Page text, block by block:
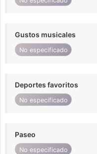
Gustos musicales
No especificado
Deportes favoritos
No especificado
Paseo
No especificado